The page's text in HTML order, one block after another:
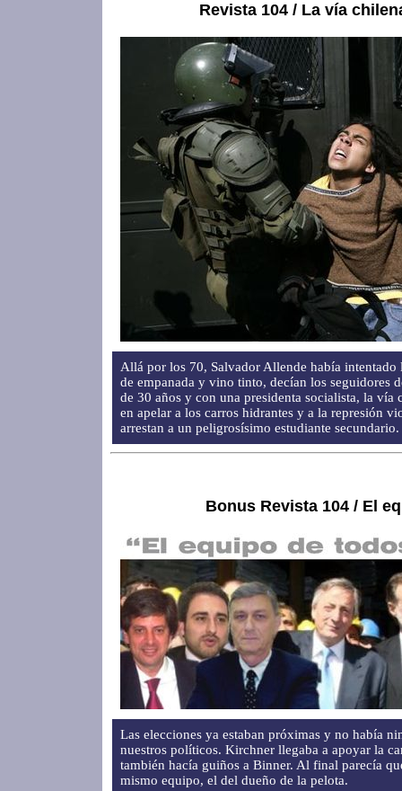
Revista 104 / La vía
Allá por los 70, Salvador Allende había
de empanada y vino tinto, decían los seguidores
de 30 años y con una presidenta socialista, la vía
en apelar a los carros hidrantes y a la represión
arrestan a un peligrosísimo estudiante secundario.
Bonus Revista 104 / El
Las elecciones ya estaban próximas y no había
nuestros políticos. Kirchner llegaba a apoyar la
también hacía guiños a Binner. Al final parecía
mismo equipo, el del dueño de la pelota.